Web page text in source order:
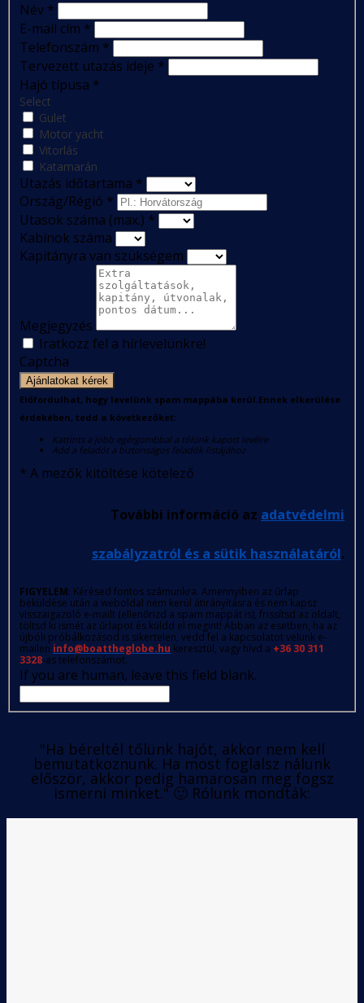
Név *
E-mail cím *
Telefonszám *
Tervezett utazás ideje *
Hajó típusa *
Select
Gulet
Motor yacht
Vitorlás
Katamarán
Utazás időtartama *
Ország/Régió *
Utasok száma (max.) *
Kabinok száma
Kapitányra van szükségem
Megjegyzés
Iratkozz fel a hírlevelünkre!
Captcha
Ajánlatokat kérek
Előfordulhat, hogy levelünk spam mappába kerül.Ennek elkerülése
érdekében, tedd a következőket:
Kattints a jobb egérgombbal a tőlünk kapott levélre
Add a feladót a biztonságos feladók listájához
* A mezők kitöltése kötelező
További információ az adatvédelmi
szabályzatról és a sütik használatáról.
FIGYELEM: Kérésed fontos számunkra. Amennyiben az űrlap
beküldése után a weboldal nem kerül átirányításra és nem kapsz
visszaigazoló e-mailt (ellenőrizd a spam mappát is), frissítsd az oldalt,
töltsd ki ismét az űrlapot és küldd el megint! Abban az esetben, ha az
újbóli próbálkozásod is sikertelen, vedd fel a kapcsolatot velünk e-
mailen info@boattheglobe.hu keresztül, vagy hívd a +36 30 311
3328-as telefonszámot.
If you are human, leave this field blank.
"Ha béreltél tőlünk hajót, akkor nem kell
bemutatkoznunk. Ha most foglalsz nálunk
először, akkor pedig hamarosan meg fogsz
ismerni minket." 🙂 Rólunk mondták: